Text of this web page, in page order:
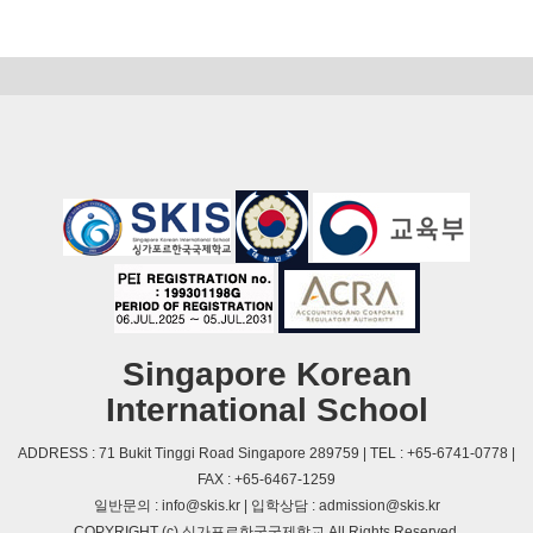
Singapore Korean
International School
ADDRESS : 71 Bukit Tinggi Road Singapore 289759 | TEL : +65-6741-0778 |
FAX : +65-6467-1259
일반문의 : info@skis.kr | 입학상담 : admission@skis.kr